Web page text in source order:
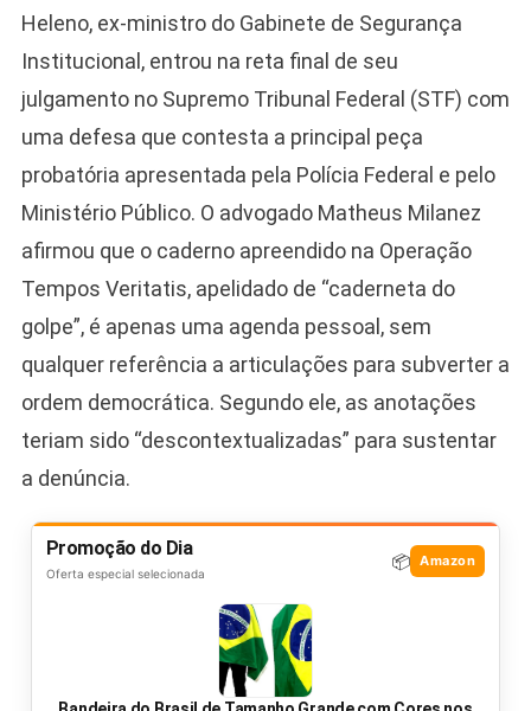
Heleno, ex-ministro do Gabinete de Segurança
Institucional, entrou na reta final de seu
julgamento no Supremo Tribunal Federal (STF) com
uma defesa que contesta a principal peça
probatória apresentada pela Polícia Federal e pelo
Ministério Público. O advogado Matheus Milanez
afirmou que o caderno apreendido na Operação
Tempos Veritatis, apelidado de “caderneta do
golpe”, é apenas uma agenda pessoal, sem
qualquer referência a articulações para subverter a
ordem democrática. Segundo ele, as anotações
teriam sido “descontextualizadas” para sustentar
a denúncia.
Promoção do Dia
Oferta especial selecionada
📦 Amazon